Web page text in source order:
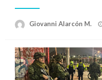
Giovanni Alarcón M.